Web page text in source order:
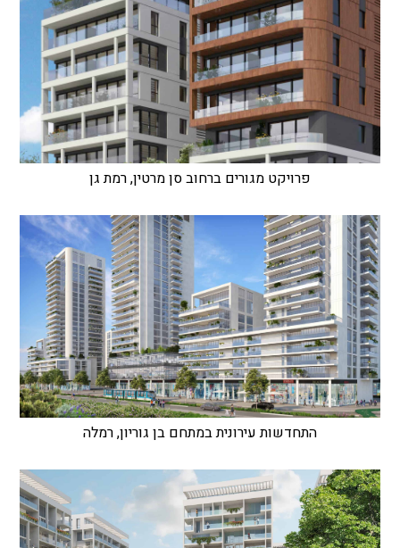
פרויקט מגורים ברחוב סן מרטין, רמת גן
התחדשות עירונית במתחם בן גוריון, רמלה